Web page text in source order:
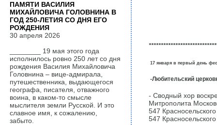
***********************
17 январяв первый день
-Любительский
- Сводный хор
Митрополита
547
547
ПАМЯТИ ВАСИЛИЯ
МИХАЙЛОВИЧА ГОЛОВНИНА В
ГОД 250-ЛЕТИЯ СО ДНЯ ЕГО
РОЖДЕНИЯ
30 апреля 2026
________ 19 мая этого года
исполнилось ровно 250 лет со дня
рождения Василия Михайловича
Головнина – вице-адмирала,
путешественника, выдающегося
географа, писателя, отважного
воина, в каком-то смысле
мыслителя земли Русской. И это
славное имя, к сожалению,
забыто.